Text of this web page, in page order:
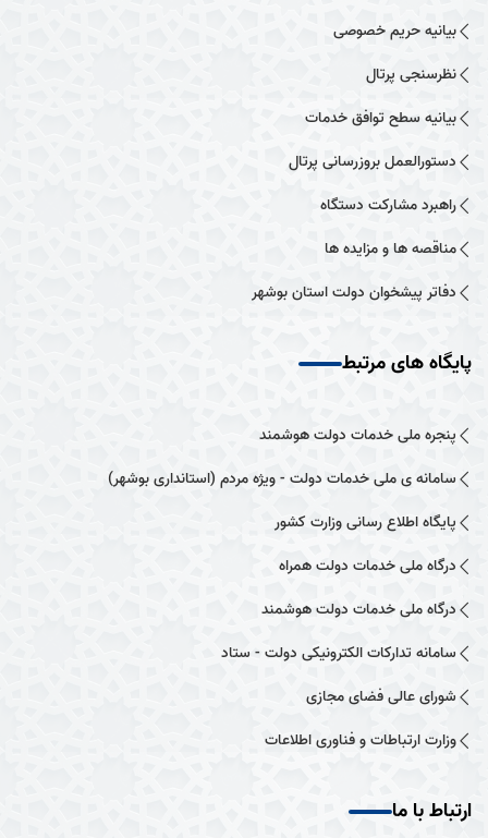
بیانیه حریم خصوصی
نظرسنجی پرتال
بیانیه سطح توافق خدمات
دستورالعمل بروزرسانی پرتال
راهبرد مشارکت دستگاه
مناقصه ها و مزایده ها
دفاتر پیشخوان دولت استان بوشهر
پایگاه های مرتبط
پنجره ملی خدمات دولت هوشمند
سامانه ی ملی خدمات دولت - ویژه مردم (استانداری بوشهر)
پایگاه اطلاع رسانی وزارت کشور
درگاه ملی خدمات دولت همراه
درگاه ملی خدمات دولت هوشمند
سامانه تدارکات الکترونیکی دولت - ستاد
شورای عالی فضای مجازی
وزارت ارتباطات و فناوری اطلاعات
ارتباط با ما